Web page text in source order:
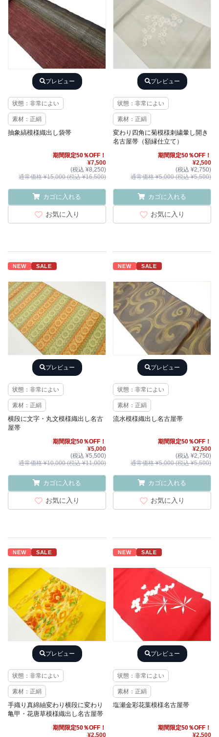
プレビュー
状態：非常によい
素材：正絹
抽象縞模様織出し袋帯
期間限定50％OFF！
¥7,500
(税込 ¥8,250)
通常価格 ¥15,000 (税込 ¥16,500)
カゴに入れる
お気に入り
プレビュー
状態：非常によい
素材：正絹
変わり四角に菊模様刺繍暈し開き
名古屋帯（額縁仕立て）
期間限定50％OFF！
¥2,500
(税込 ¥2,750)
通常価格 ¥5,000 (税込 ¥5,500)
カゴに入れる
お気に入り
NEW SALE
プレビュー
状態：非常によい
素材：正絹
横段に文字・丸文模様織出し名古
屋帯
期間限定50％OFF！
¥5,000
(税込 ¥5,500)
通常価格 ¥10,000 (税込 ¥11,000)
カゴに入れる
お気に入り
NEW SALE
プレビュー
状態：非常によい
素材：正絹
流水模様織出し名古屋帯
期間限定50％OFF！
¥2,500
(税込 ¥2,750)
通常価格 ¥5,000 (税込 ¥5,500)
カゴに入れる
お気に入り
NEW SALE
プレビュー
状態：非常によい
素材：正絹
手織り真綿紬変わり横段に変わり
亀甲・花唐草模様織出し名古屋帯
期間限定50％OFF！
¥2,500
NEW SALE
プレビュー
状態：非常によい
素材：正絹
塩瀬金彩花葉模様名古屋帯
期間限定50％OFF！
¥2,500